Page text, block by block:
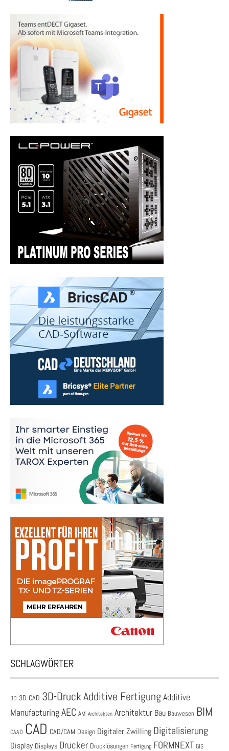
SCHLAGWÖRTER
3D 3D-CAD 3D-DruckAdditive Fertigung Additive
ManufacturingAEC AM Architekten Architektur Bau Bauwesen BIM
CAAD CAD CAD/CAM Design Digitaler Zwilling Digitalisierung
Display Displays Drucker Drucklösungen Fertigung FORMNEXT GIS